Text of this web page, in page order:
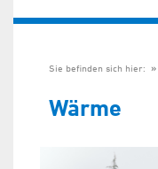
Sie befinden sich hier:
Wärme